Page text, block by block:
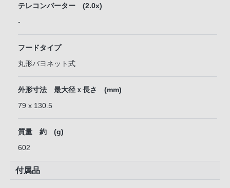
テレコンバーター (2.0x)
-
フードタイプ
丸形バヨネット式
外形寸法 最大径ｘ長さ (mm)
79 x 130.5
質量 約 (g)
602
付属品